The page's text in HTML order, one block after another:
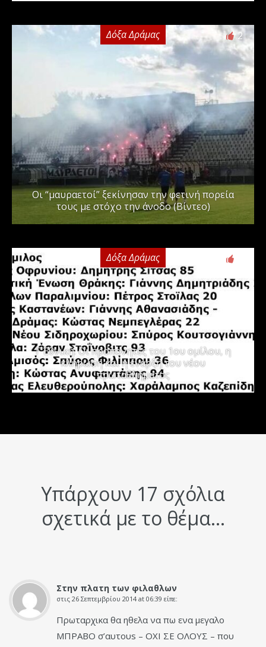
Δόξα Δράμας 2
Οι “μαυραετοί” ξεκίνησαν την φετινή πορεία
τους με στόχο την άνοδο (Βίντεο)
Δόξα Δράμας
Γ΄ Εθνική: Οι προπονητές του 1ου ομίλου, η
κλήρωση και η έναρξη του νέου
πρωταθλήματος
Υπάρχουν 17 σχόλια
σχετικά με το θέμα...
Στην πλατη των φιλαθλων
στις 26 Σεπτεμβρίου 2014 at 06:39 είπε:
Πρωταρχικα θα ηθελα να πω ενα μεγαλο
ΜΠΡΑΒΟ σ’αυτουs – ΟΧΙ ΣΕ ΟΛΟΥΣ – που